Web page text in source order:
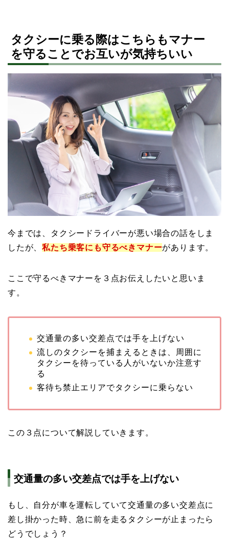
タクシーに乗る際はこちらもマナー
を守ることでお互いが気持ちいい
今までは、タクシードライバーが悪い場合の話をしま
したが、私たち乗客にも守るべきマナーがあります。
ここで守るべきマナーを３点お伝えしたいと思いま
す。
交通量の多い交差点では手を上げない
流しのタクシーを捕まえるときは、周囲に
タクシーを待っている人がいないか注意す
る
客待ち禁止エリアでタクシーに乗らない
この３点について解説していきます。
交通量の多い交差点では手を上げない
もし、自分が車を運転していて交通量の多い交差点に
差し掛かった時、急に前を走るタクシーが止まったら
どうでしょう？